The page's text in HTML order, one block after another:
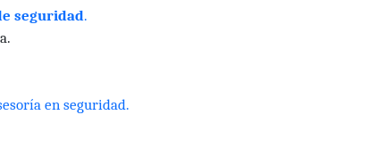
seguridad.
en seguridad.